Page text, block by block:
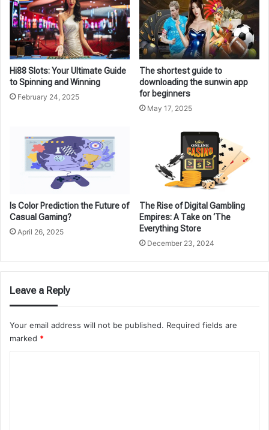
Hi88 Slots: Your Ultimate Guide
to Spinning and Winning
February 24, 2025
The shortest guide to
downloading the sunwin app
for beginners
May 17, 2025
Is Color Prediction the Future of
Casual Gaming?
April 26, 2025
The Rise of Digital Gambling
Empires: A Take on ‘The
Everything Store
December 23, 2024
Leave a Reply
Your email address will not be published. Required fields are
marked *